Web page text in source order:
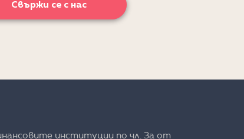
Свържи се с нас
институции по чл. 3а от